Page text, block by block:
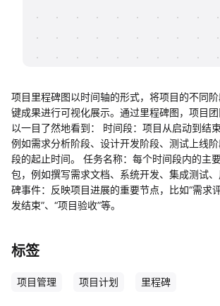
知识分享社区
项目里程碑图以时间轴的形式，将项目的不同
键成果进行可视化展示。通过里程碑图，项目
以一目了然地看到： 时间段：项目从启动到结
例如需求分析阶段、设计开发阶段、测试上线
段的起止时间。 任务名称：每个时间段内的主
包，例如撰写需求文档、系统开发、集成测试
碑事件：反映项目进展的重要节点，比如“需求
发结束”、“项目验收”等。
标签
项目管理 项目计划 里程碑